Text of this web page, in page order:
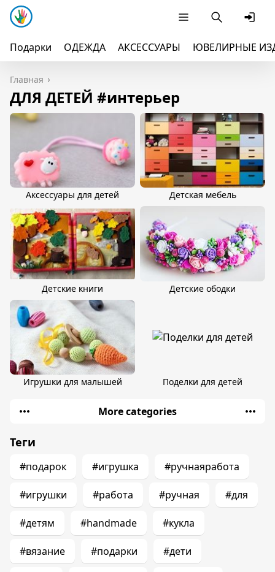
Подарки ОДЕЖДА АКСЕССУАРЫ ЮВЕЛИРНЫЕ
Главная
ДЛЯ ДЕТЕЙ #интерьер
Аксессуары для детей Детская мебель
Детские книги Детские ободки
Игрушки для малышей Поделки для детей
More categories
Теги
#подарок #игрушка #ручнаяработа
#игрушки #работа #ручная #для
#детям #handmade #кукла
#вязание #подарки #дети